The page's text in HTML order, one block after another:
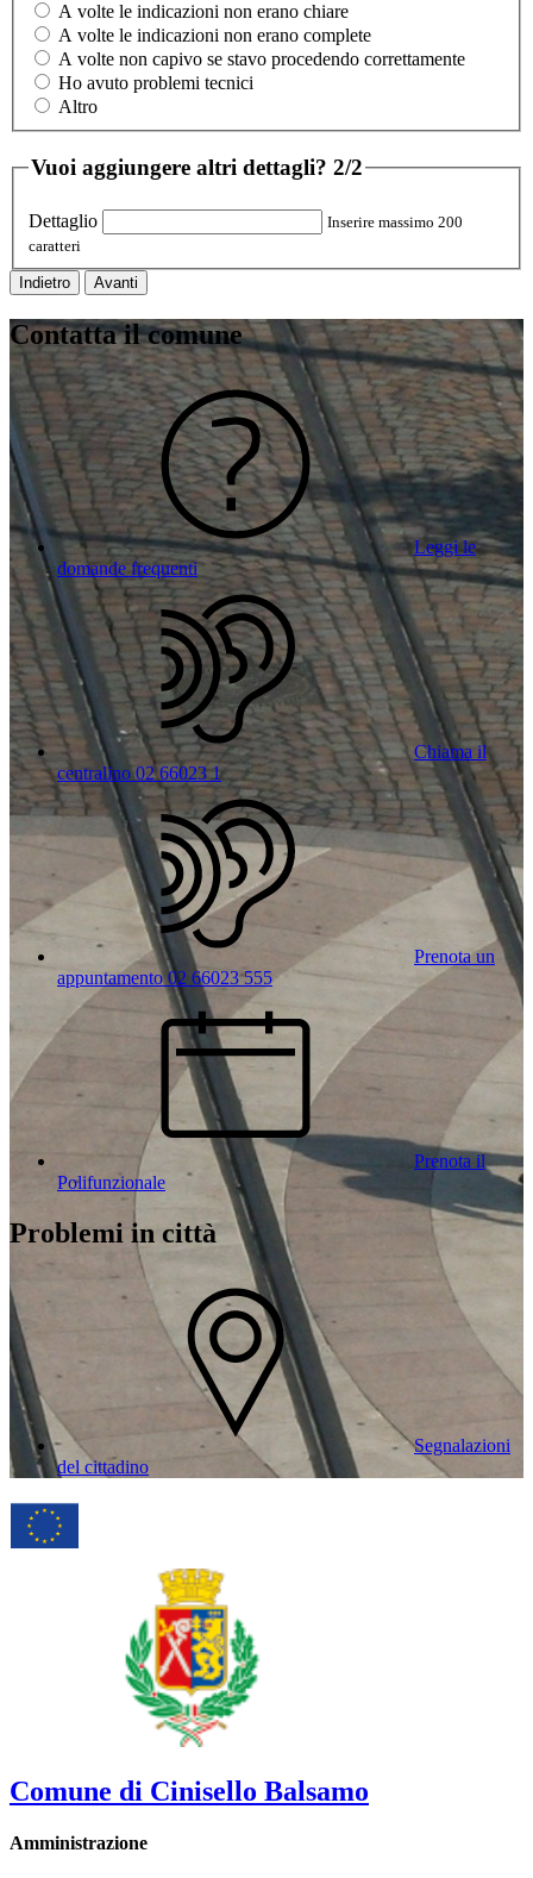
A volte le indicazioni non erano chiare
A volte le indicazioni non erano complete
A volte non capivo se stavo procedendo correttamente
Ho avuto problemi tecnici
Altro
Vuoi aggiungere altri dettagli? 2/2
Dettaglio
Inserire massimo 200
caratteri
Indietro Avanti
Contatta il comune
Leggi le
domande frequenti
Chiama il
centralino 02 66023 1
Prenota un
appuntamento 02 66023 555
Prenota il
Polifunzionale
Problemi in città
Segnalazioni
del cittadino
Comune di Cinisello Balsamo
Amministrazione